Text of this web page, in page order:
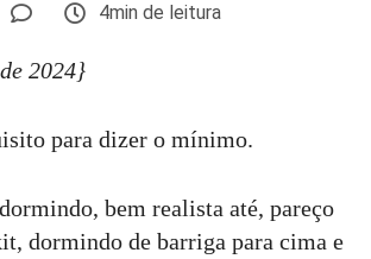
4min de leitura
2024}
para dizer o mínimo.
bem realista até, pareço
dormindo de barriga para cima e